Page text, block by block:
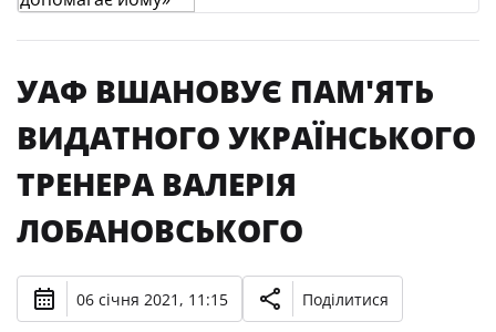
УАФ ВШАНОВУЄ ПАМ'ЯТЬ
ВИДАТНОГО УКРАЇНСЬКОГО
ТРЕНЕРА ВАЛЕРІЯ
ЛОБАНОВСЬКОГО
06 січня 2021, 11:15 Поділитися